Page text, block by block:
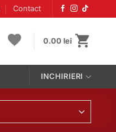
Contact
0.00 lei
INCHIRIERI